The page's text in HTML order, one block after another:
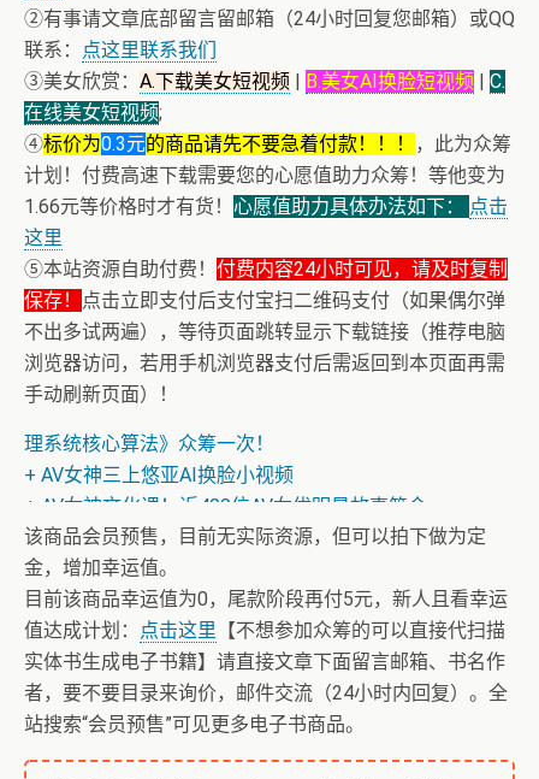
②有事请文章底部留言留邮箱（24小时回复您邮箱）或QQ
联系：
点这里联系我们
③美女欣赏： A.下载美女短视频 | B.美女AI换脸短视频 | C.
在线美女短视频;
④标价为0.3元的商品请先不要急着付款！！！
，此为众筹
计划！付费高速下载需要您的心愿值助力众筹！等他变为
1.66元等价格时才有货！ 心愿值助力具体办法如下：
点击
这里
⑤本站资源自助付费！ 付费内容24小时可见，请及时复制
保存！
点击立即支付后支付宝扫二维码支付（如果偶尔弹
不出多试两遍），等待页面跳转显示下载链接（推荐电脑
浏览器访问，若用手机浏览器支付后需返回到本页面再需
手动刷新页面）！
+ 恒星世界在暴力中诞生，也在暴力中消亡！《了解宇宙
如何运行》
+ 恭喜IP为180.201.1.217的网友为电子书籍《动力电池管
+ AV女神三上悠亚AI换脸小视频
+ AV女神文化课！近400位AV女优明星故事简介
该商品会员预售，目前无实际资源，但可以拍下做为定
金，增加幸运值。
目前该商品幸运值为0，尾款阶段再付5元，新人且看幸运
值达成计划：
点击这里 【不想参加众筹的可以直接代扫描
实体书生成电子书籍】请直接文章下面留言邮箱、书名作
者，要不要目录来询价，邮件交流（24小时内回复）。全
站搜索“会员预售”可见更多电子书商品。